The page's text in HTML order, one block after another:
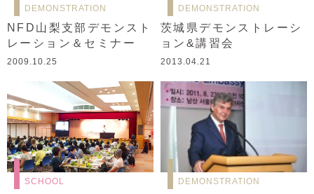
DEMONSTRATION
NFD山梨支部デモンスト
レーション＆セミナー
2009.10.25
DEMONSTRATION
茨城県デモンストレーシ
ョン&講習会
2013.04.21
SCHOOL DEMONSTRATION